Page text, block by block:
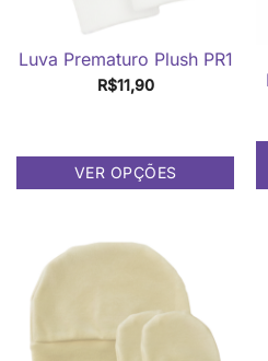
Luva Prematuro Plush PR1
R$11,90
VER OPÇÕES
várias
variantes.
As
podem